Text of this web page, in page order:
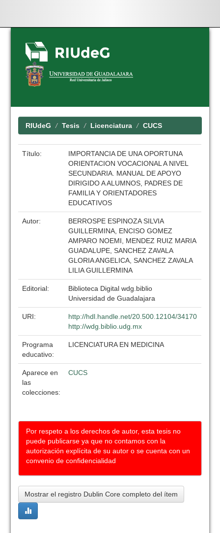
Skip
navigation
RIUdeG Tesis Licenciatura CUCS
Título:
IMPORTANCIA DE UNA OPORTUNA
ORIENTACION VOCACIONAL A NIVEL
SECUNDARIA. MANUAL DE APOYO
DIRIGIDO A ALUMNOS, PADRES DE
FAMILIA Y ORIENTADORES
EDUCATIVOS
Autor:
BERROSPE ESPINOZA SILVIA
GUILLERMINA, ENCISO GOMEZ
AMPARO NOEMI, MENDEZ RUIZ MARIA
GUADALUPE, SANCHEZ ZAVALA
GLORIA ANGELICA, SANCHEZ ZAVALA
LILIA GUILLERMINA
Editorial:
Biblioteca Digital wdg.biblio
Universidad de Guadalajara
URI:
http://hdl.handle.net/20.500.12104/34170
http://wdg.biblio.udg.mx
Programa
educativo:
LICENCIATURA EN MEDICINA
Aparece en
las
colecciones:
CUCS
Por respeto a los derechos de autor, esta tesis no
puede publicarse ya que no contamos con la
autorización explícita de su autor o se cuenta con un
convenio de confidencialidad
Mostrar el registro Dublin Core completo del ítem